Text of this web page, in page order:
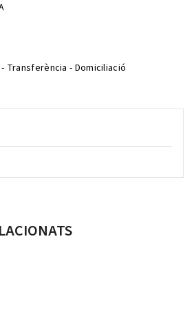
Transferència - Domiciliació